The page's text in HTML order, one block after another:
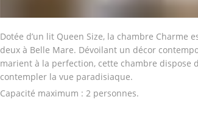
Dotée d’un lit Queen Size, la chambre Charme
deux à Belle Mare. Dévoilant un décor
marient à la perfection, cette chambre dispose
contempler la vue paradisiaque.
Capacité maximum : 2 personnes.